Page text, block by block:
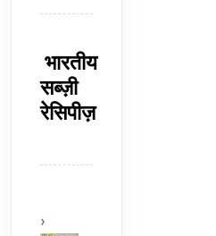
भारतीय
सब्ज़ी
रेसिपीज़